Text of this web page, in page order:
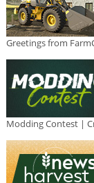
Greetings from
Modding Contest |